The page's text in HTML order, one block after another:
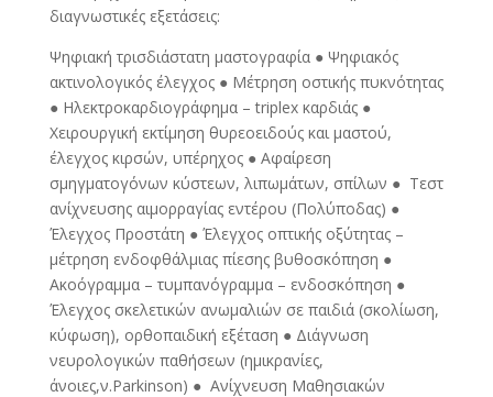
διαγνωστικές εξετάσεις:
Ψηφιακή τρισδιάστατη μαστογραφία ● Ψηφιακός
ακτινολογικός έλεγχος ● Μέτρηση οστικής πυκνότητας
● Ηλεκτροκαρδιογράφημα – triplex καρδιάς ●
Χειρουργική εκτίμηση θυρεοειδούς και μαστού,
έλεγχος κιρσών, υπέρηχος ● Αφαίρεση
σμηγματογόνων κύστεων, λιπωμάτων, σπίλων ● Τεστ
ανίχνευσης αιμορραγίας εντέρου (Πολύποδας) ●
Έλεγχος Προστάτη ● Έλεγχος οπτικής οξύτητας –
μέτρηση ενδοφθάλμιας πίεσης βυθοσκόπηση ●
Ακοόγραμμα – τυμπανόγραμμα – ενδοσκόπηση ●
Έλεγχος σκελετικών ανωμαλιών σε παιδιά (σκολίωση,
κύφωση), ορθοπαιδική εξέταση ● Διάγνωση
νευρολογικών παθήσεων (ημικρανίες,
άνοιες,ν.Parkinson) ● Ανίχνευση Μαθησιακών